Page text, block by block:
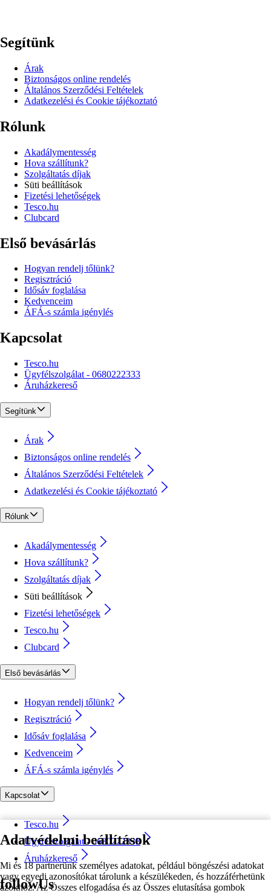
Adatvédelmi beállítások
Mi és 18 partnerünk személyes adatokat, például böngészési adatokat
vagy egyedi azonosítókat tárolunk a készülékeden, és hozzáférhetünk
azokhoz. Az Összes elfogadása és az Összes elutasítása gombok
Segítünk
Árak
Biztonságos online rendelés
Általános Szerződési Feltételek
Adatkezelési és Cookie tájékoztató
Rólunk
Akadálymentesség
Hova szállítunk?
Szolgáltatás díjak
Süti beállítások
Fizetési lehetőségek
Tesco.hu
Clubcard
Első bevásárlás
Hogyan rendelj tőlünk?
Regisztráció
Idősáv foglalása
Kedvenceim
ÁFÁ-s számla igénylés
Kapcsolat
Tesco.hu
Ügyfélszolgálat - 0680222333
Áruházkereső
Segítünk
Árak
Biztonságos online rendelés
Általános Szerződési Feltételek
Adatkezelési és Cookie tájékoztató
Rólunk
Akadálymentesség
Hova szállítunk?
Szolgáltatás díjak
Süti beállítások
Fizetési lehetőségek
Tesco.hu
Clubcard
Első bevásárlás
Hogyan rendelj tőlünk?
Regisztráció
Idősáv foglalása
Kedvenceim
ÁFÁ-s számla igénylés
Kapcsolat
Tesco.hu
Ügyfélszolgálat - 0680222333
Áruházkereső
followUs